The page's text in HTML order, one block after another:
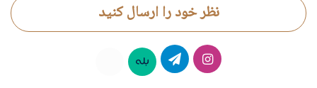
نظر خود را ارسال کنید
اینستاگرامتلگرام بله